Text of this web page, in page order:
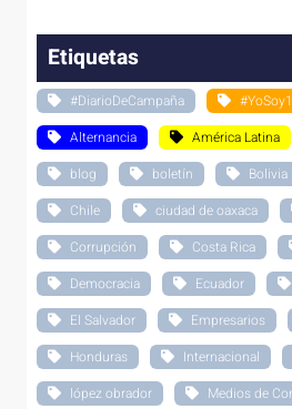
Etiquetas
#DiarioDeCampaña
Alternancia
América Latina
blog
boletín Bolivia
Chile
ciudad de oaxaca
Corrupción
Costa Rica
Democracia
Ecuador
El Salvador
Empresarios
Honduras
Internacional
lópez obrador
Medios de